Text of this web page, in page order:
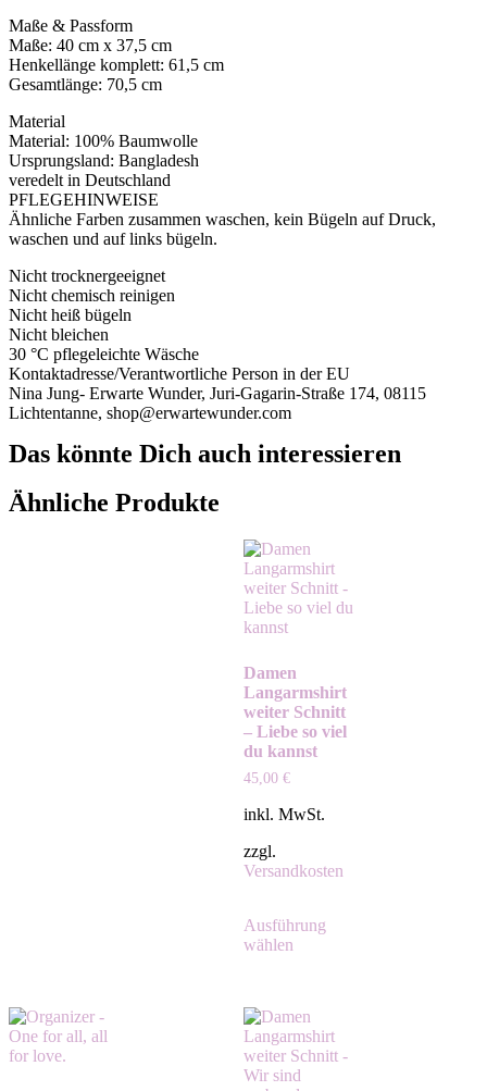
Maße & Passform
Maße: 40 cm x 37,5 cm
Henkellänge komplett: 61,5 cm
Gesamtlänge: 70,5 cm
Material
Material: 100% Baumwolle
Ursprungsland: Bangladesh
veredelt in Deutschland
PFLEGEHINWEISE
Ähnliche Farben zusammen waschen, kein Bügeln auf Druck,
waschen und auf links bügeln.
Nicht trocknergeeignet
Nicht chemisch reinigen
Nicht heiß bügeln
Nicht bleichen
30 °C pflegeleichte Wäsche
Kontaktadresse/Verantwortliche Person in der EU
Nina Jung- Erwarte Wunder, Juri-Gagarin-Straße 174, 08115
Lichtentanne, shop@erwartewunder.com
Das könnte Dich auch interessieren
Ähnliche Produkte
Damen
Langarmshirt
weiter Schnitt
– Liebe so viel
du kannst
45,00 €
inkl. MwSt.
zzgl.
Versandkosten
Ausführung
wählen